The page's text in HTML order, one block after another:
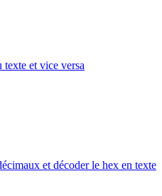
et vice versa
et décoder le hex en texte